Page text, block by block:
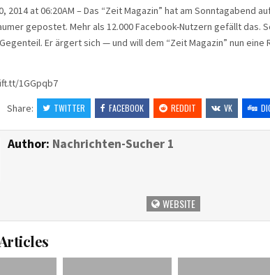
2014 at 06:20AM – Das “Zeit Magazin” hat am Sonntagabend
gepostet. Mehr als 12.000 Facebook-Nutzern gefällt das.
Er ärgert sich — und will dem “Zeit Magazin” nun eine
1GGpqb7
Share:
TWITTER FACEBOOK REDDIT VK
Author: Nachrichten-Sucher 1
WEBSITE